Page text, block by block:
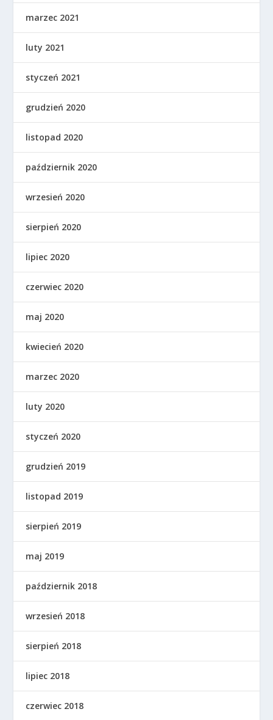
marzec 2021
luty 2021
styczeń 2021
grudzień 2020
listopad 2020
październik 2020
wrzesień 2020
sierpień 2020
lipiec 2020
czerwiec 2020
maj 2020
kwiecień 2020
marzec 2020
luty 2020
styczeń 2020
grudzień 2019
listopad 2019
sierpień 2019
maj 2019
październik 2018
wrzesień 2018
sierpień 2018
lipiec 2018
czerwiec 2018